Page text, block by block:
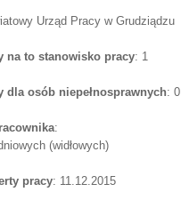
Urząd Pracy w Grudziądzu
na to stanowisko pracy: 1
osób niepełnosprawnych: 0
:
(widłowych)
pracy: 11.12.2015